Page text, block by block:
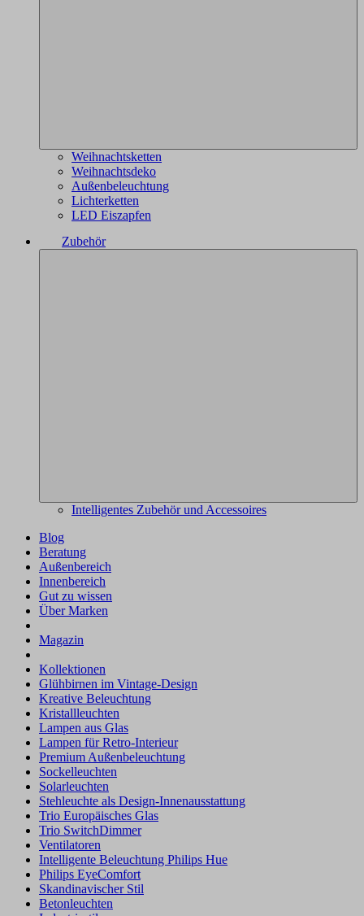
Weihnachtsketten
Weihnachtsdeko
Außenbeleuchtung
Lichterketten
LED Eiszapfen
Zubehör
Intelligentes Zubehör und Accessoires
Blog
Beratung
Außenbereich
Innenbereich
Gut zu wissen
Über Marken
Magazin
Kollektionen
Glühbirnen im Vintage-Design
Kreative Beleuchtung
Kristallleuchten
Lampen aus Glas
Lampen für Retro-Interieur
Premium Außenbeleuchtung
Sockelleuchten
Solarleuchten
Stehleuchte als Design-Innenausstattung
Trio Europäisches Glas
Trio SwitchDimmer
Ventilatoren
Intelligente Beleuchtung Philips Hue
Philips EyeComfort
Skandinavischer Stil
Betonleuchten